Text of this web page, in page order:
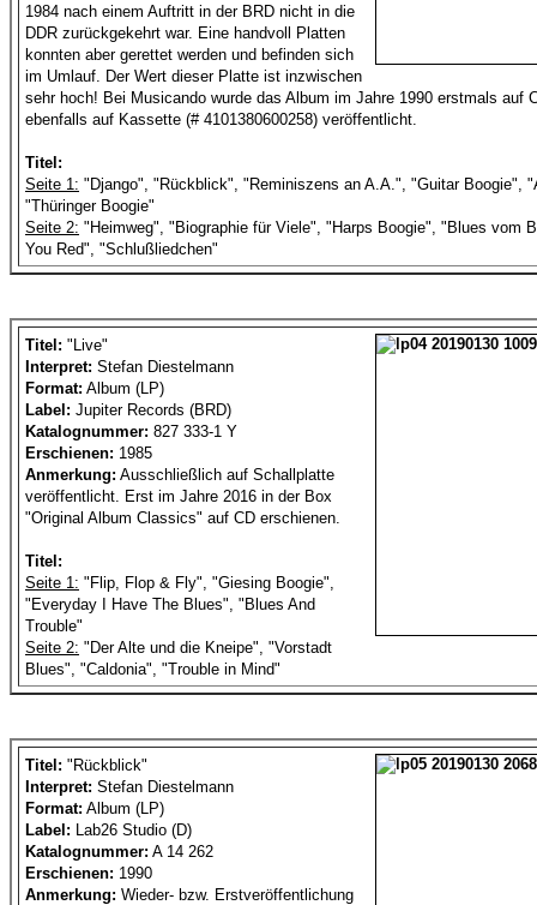
1984 nach einem Auftritt in der BRD nicht in die
DDR zurückgekehrt war. Eine handvoll Platten
konnten aber gerettet werden und befinden sich
im Umlauf. Der Wert dieser Platte ist inzwischen
sehr hoch! Bei Musicando wurde das Album im Jahre 1990 erstmals auf
ebenfalls auf Kassette (# 4101380600258) veröffentlicht.
Titel:
Seite 1: "Django", "Rückblick", "Reminiszens an A.A.", "Guitar Boogie",
"Thüringer Boogie"
Seite 2: "Heimweg", "Biographie für Viele", "Harps Boogie", "Blues vom
You Red", "Schlußliedchen"
Titel: "Live"
Interpret: Stefan Diestelmann
Format: Album (LP)
Label: Jupiter Records (BRD)
Katalognummer: 827 333-1 Y
Erschienen: 1985
Anmerkung: Ausschließlich auf Schallplatte
veröffentlicht. Erst im Jahre 2016 in der Box
"Original Album Classics" auf CD erschienen.
Titel:
Seite 1: "Flip, Flop & Fly", "Giesing Boogie",
"Everyday I Have The Blues", "Blues And
Trouble"
Seite 2: "Der Alte und die Kneipe", "Vorstadt
Blues", "Caldonia", "Trouble in Mind"
Titel: "Rückblick"
Interpret: Stefan Diestelmann
Format: Album (LP)
Label: Lab26 Studio (D)
Katalognummer: A 14 262
Erschienen: 1990
Anmerkung: Wieder- bzw. Erstveröffentlichung